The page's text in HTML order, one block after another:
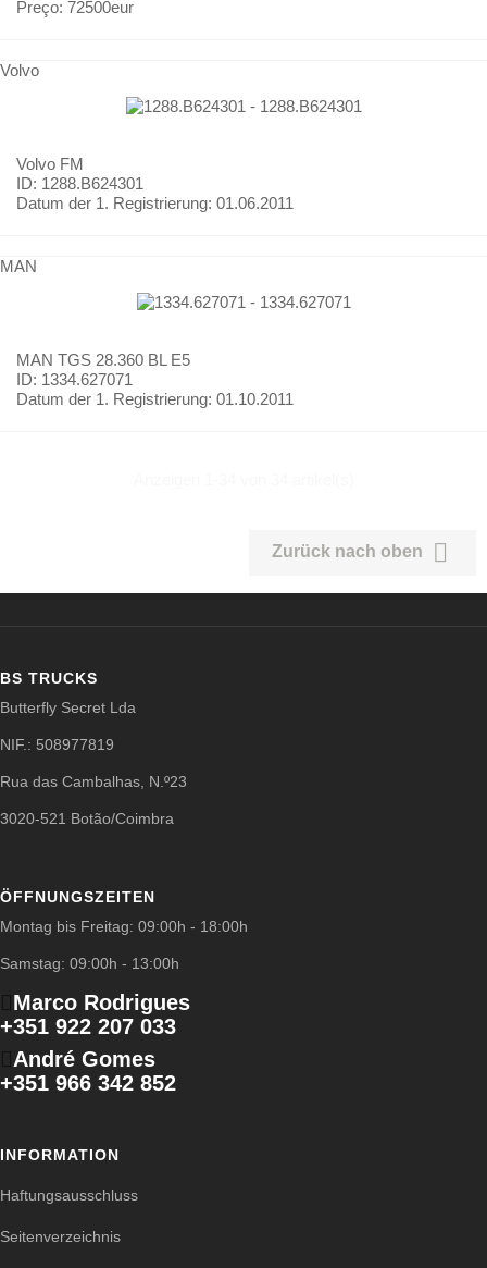
Preço: 72500eur
Volvo
Volvo FM
ID: 1288.B624301
Datum der 1. Registrierung: 01.06.2011
MAN
MAN TGS 28.360 BL E5
ID: 1334.627071
Datum der 1. Registrierung: 01.10.2011
Zurück nach oben 
BS TRUCKS
Butterfly Secret Lda
NIF.: 508977819
Rua das Cambalhas, N.º23
3020-521 Botão/Coimbra
ÖFFNUNGSZEITEN
Montag bis Freitag: 09:00h - 18:00h
Samstag: 09:00h - 13:00h
Marco Rodrigues
+351 922 207 033
André Gomes
+351 966 342 852
INFORMATION
Haftungsausschluss
Seitenverzeichnis